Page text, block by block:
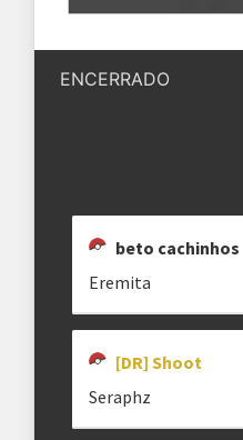
Formato
hackermanito
ZERO
jogadorzero
mattz_
ENCERRADO
beto cachinhos
Eremita
[DR] Shoot
Seraphz